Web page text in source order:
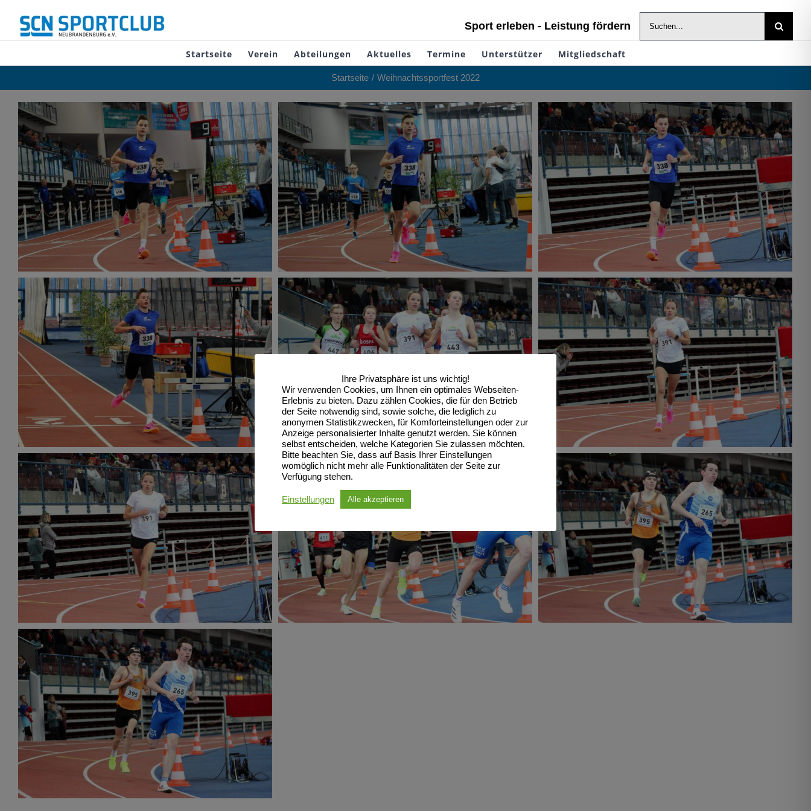
Inhalt
Sport erleben - Leistung fördern
Suche
nach:
Startseite Verein Abteilungen Aktuelles Termine Unterstützer Mitgliedschaft
Startseite Weihnachtssportfest 2022
Ihre Privatsphäre ist uns wichtig!
Wir verwenden Cookies, um Ihnen ein optimales Webseiten-
Erlebnis zu bieten. Dazu zählen Cookies, die für den Betrieb
der Seite notwendig sind, sowie solche, die lediglich zu
anonymen Statistikzwecken, für Komforteinstellungen oder zur
Anzeige personalisierter Inhalte genutzt werden. Sie können
selbst entscheiden, welche Kategorien Sie zulassen möchten.
Bitte beachten Sie, dass auf Basis Ihrer Einstellungen
womöglich nicht mehr alle Funktionalitäten der Seite zur
Verfügung stehen.
Einstellungen Alle akzeptieren